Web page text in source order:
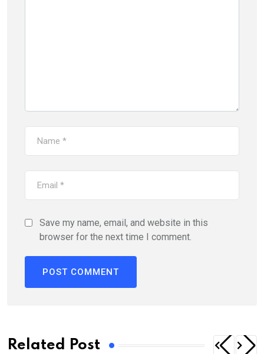
Save my name, email, and website in this
browser for the next time I comment.
Related Post